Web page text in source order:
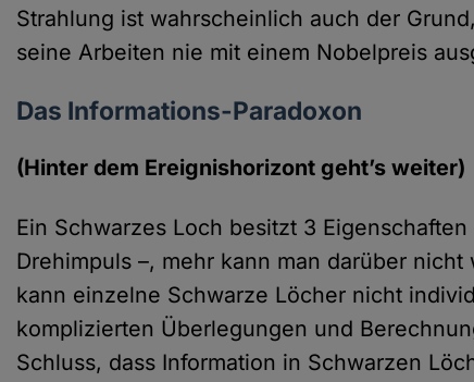
Strahlung ist wahrscheinlich auch der
seine Arbeiten nie mit einem Nobelpreis
Das Informations-Paradoxon
(Hinter dem Ereignishorizont geht’s weiter)
Ein Schwarzes Loch besitzt 3
Drehimpuls –, mehr kann man darüber
kann einzelne Schwarze Löcher nicht
komplizierten Überlegungen und
Schluss, dass Information in Schwarzen